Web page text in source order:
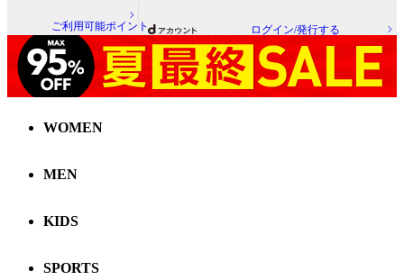
ご利用可能ポイント ログイン/発行する
WOMEN
MEN
KIDS
SPORTS